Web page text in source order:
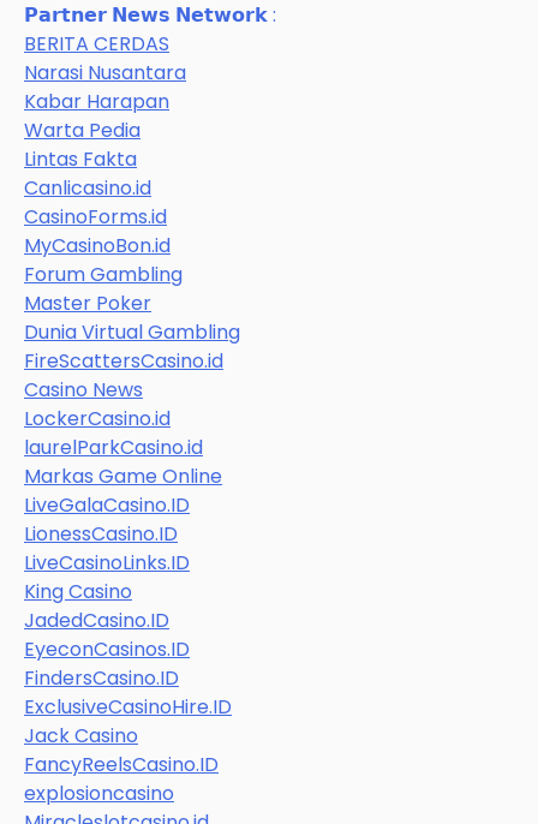
𝗣𝗮𝗿𝘁𝗻𝗲𝗿 𝗡𝗲𝘄𝘀 𝗡𝗲𝘁𝘄𝗼𝗿𝗸 :
BERITA CERDAS
Narasi Nusantara
Kabar Harapan
Warta Pedia
Lintas Fakta
Canlicasino.id
CasinoForms.id
MyCasinoBon.id
Forum Gambling
Master Poker
Dunia Virtual Gambling
FireScattersCasino.id
Casino News
LockerCasino.id
laurelParkCasino.id
Markas Game Online
LiveGalaCasino.ID
LionessCasino.ID
LiveCasinoLinks.ID
King Casino
JadedCasino.ID
EyeconCasinos.ID
FindersCasino.ID
ExclusiveCasinoHire.ID
Jack Casino
FancyReelsCasino.ID
explosioncasino